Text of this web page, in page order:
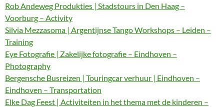
Rob Andeweg Produkties | Stadstours in Den Haag –
Voorburg – Activity
Silvia Mezzasoma | Argentijnse Tango Workshops – Leiden –
Training
Eye Fotografie | Zakelijke fotografie – Eindhoven –
Photography
Bergensche Busreizen | Touringcar verhuur | Eindhoven –
Eindhoven – Transportation
Elke Dag Feest | Activiteiten in het thema met de kinderen –